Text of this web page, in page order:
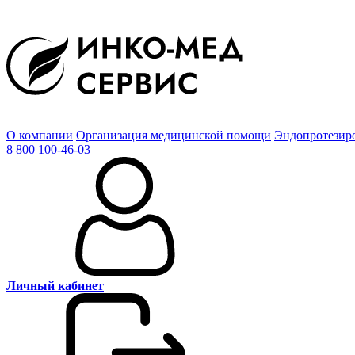
О компании Организация медицинской помощи
8 800 100-46-03
Личный кабинет